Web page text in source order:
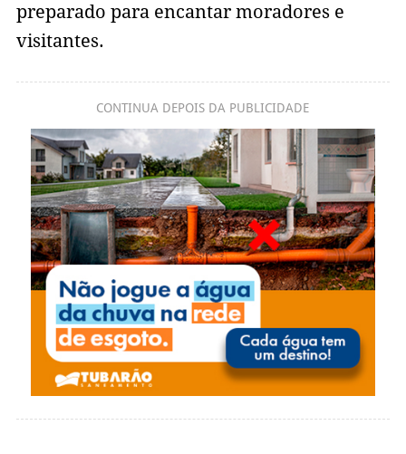
preparado para encantar moradores e
visitantes.
CONTINUA DEPOIS DA PUBLICIDADE